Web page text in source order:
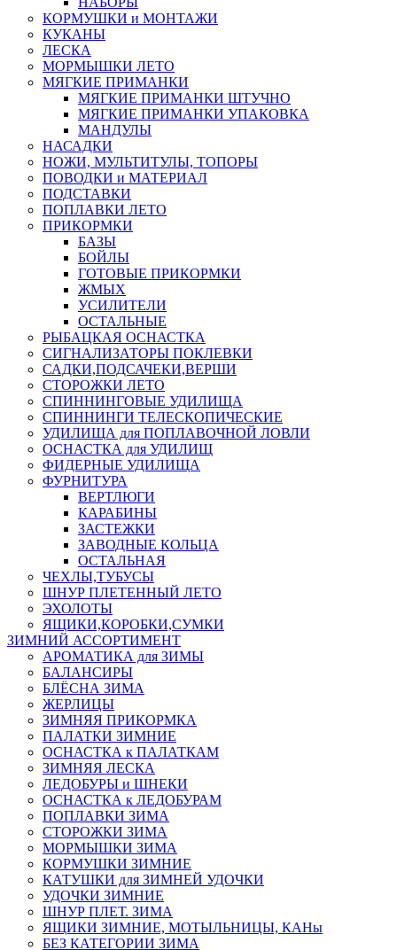
КОРМУШКИ и МОНТАЖИ
КУКАНЫ
ЛЕСКА
МОРМЫШКИ ЛЕТО
МЯГКИЕ ПРИМАНКИ
МЯГКИЕ ПРИМАНКИ ШТУЧНО
МЯГКИЕ ПРИМАНКИ УПАКОВКА
МАНДУЛЫ
НАСАДКИ
НОЖИ, МУЛЬТИТУЛЫ, ТОПОРЫ
ПОВОДКИ и МАТЕРИАЛ
ПОДСТАВКИ
ПОПЛАВКИ ЛЕТО
ПРИКОРМКИ
БАЗЫ
БОЙЛЫ
ГОТОВЫЕ ПРИКОРМКИ
ЖМЫХ
УСИЛИТЕЛИ
ОСТАЛЬНЫЕ
РЫБАЦКАЯ ОСНАСТКА
СИГНАЛИЗАТОРЫ ПОКЛЕВКИ
САДКИ,ПОДСАЧЕКИ,ВЕРШИ
СТОРОЖКИ ЛЕТО
СПИННИНГОВЫЕ УДИЛИЩА
СПИННИНГИ ТЕЛЕСКОПИЧЕСКИЕ
УДИЛИЩА для ПОПЛАВОЧНОЙ ЛОВЛИ
ОСНАСТКА для УДИЛИЩ
ФИДЕРНЫЕ УДИЛИЩА
ФУРНИТУРА
ВЕРТЛЮГИ
КАРАБИНЫ
ЗАСТЕЖКИ
ЗАВОДНЫЕ КОЛЬЦА
ОСТАЛЬНАЯ
ЧЕХЛЫ,ТУБУСЫ
ШНУР ПЛЕТЕННЫЙ ЛЕТО
ЭХОЛОТЫ
ЯЩИКИ,КОРОБКИ,СУМКИ
ЗИМНИЙ АССОРТИМЕНТ
АРОМАТИКА для ЗИМЫ
БАЛАНСИРЫ
БЛЁСНА ЗИМА
ЖЕРЛИЦЫ
ЗИМНЯЯ ПРИКОРМКА
ПАЛАТКИ ЗИМНИЕ
ОСНАСТКА к ПАЛАТКАМ
ЗИМНЯЯ ЛЕСКА
ЛЕДОБУРЫ и ШНЕКИ
ОСНАСТКА к ЛЕДОБУРАМ
ПОПЛАВКИ ЗИМА
СТОРОЖКИ ЗИМА
МОРМЫШКИ ЗИМА
КОРМУШКИ ЗИМНИЕ
КАТУШКИ для ЗИМНЕЙ УДОЧКИ
УДОЧКИ ЗИМНИЕ
ШНУР ПЛЕТ. ЗИМА
ЯЩИКИ ЗИМНИЕ, МОТЫЛЬНИЦЫ, КАНы
БЕЗ КАТЕГОРИИ ЗИМА